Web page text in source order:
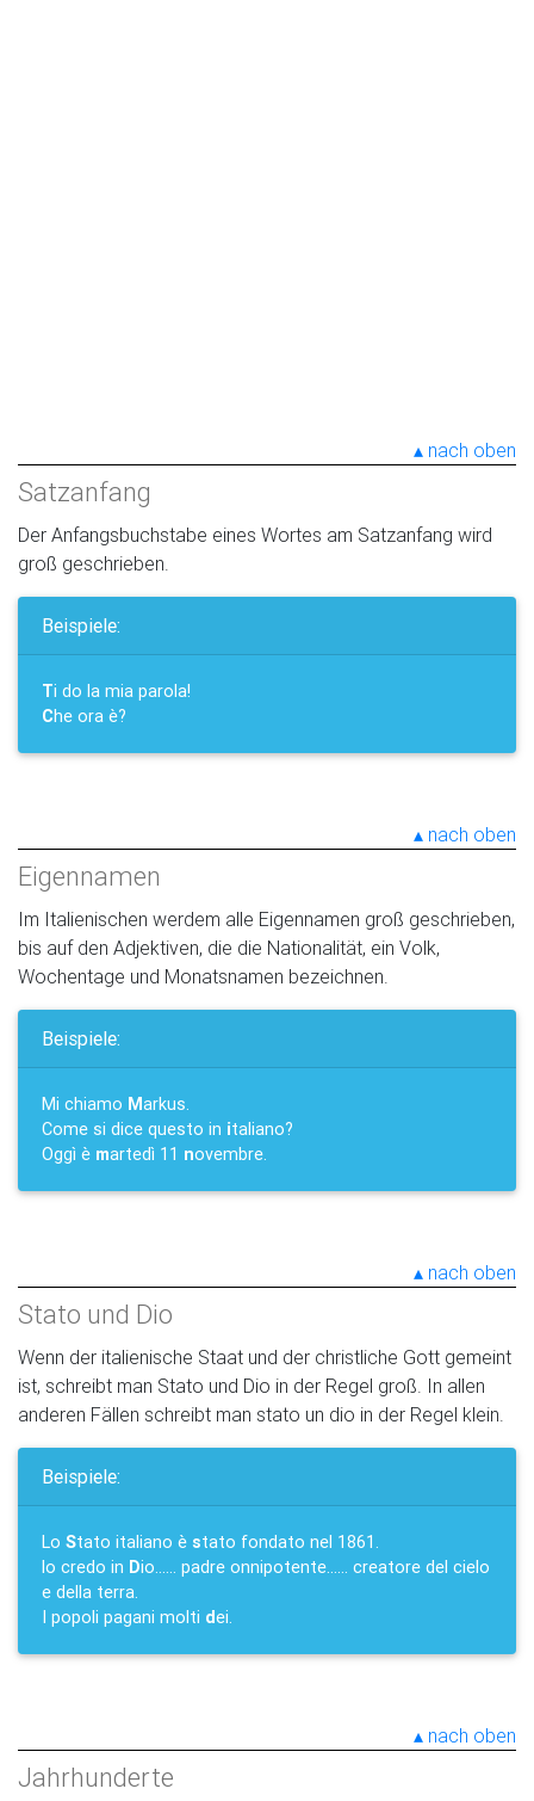
nach oben
Satzanfang
Der Anfangsbuchstabe eines Wortes am Satzanfang wird
groß geschrieben.
Beispiele:
Ti do la mia parola!
Che ora è?
nach oben
Eigennamen
Im Italienischen werdem alle Eigennamen groß geschrieben,
bis auf den Adjektiven, die die Nationalität, ein Volk,
Wochentage und Monatsnamen bezeichnen.
Beispiele:
Mi chiamo Markus.
Come si dice questo in italiano?
Oggì è martedì 11 novembre.
nach oben
Stato und Dio
Wenn der italienische Staat und der christliche Gott gemeint
ist, schreibt man Stato und Dio in der Regel groß. In allen
anderen Fällen schreibt man stato un dio in der Regel klein.
Beispiele:
Lo Stato italiano è stato fondato nel 1861.
lo credo in Dio...... padre onnipotente...... creatore del cielo
e della terra.
I popoli pagani molti dei.
nach oben
Jahrhunderte